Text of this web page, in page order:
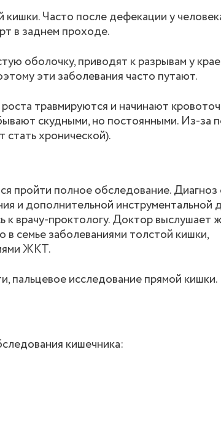
Часто после дефекации у
в заднем проходе.
оболочку, приводят к разрывам у
эти заболевания часто путают.
травмируются и начинают
скудными, но постоянными. Из-за
хронической).
пройти полное обследование. Диагноз
и дополнительной инструментальной
врачу-проктологу. Доктор выслушает
в семье заболеваниями толстой кишки,
ЖКТ.
пальцевое исследование прямой кишки.
кишечника: